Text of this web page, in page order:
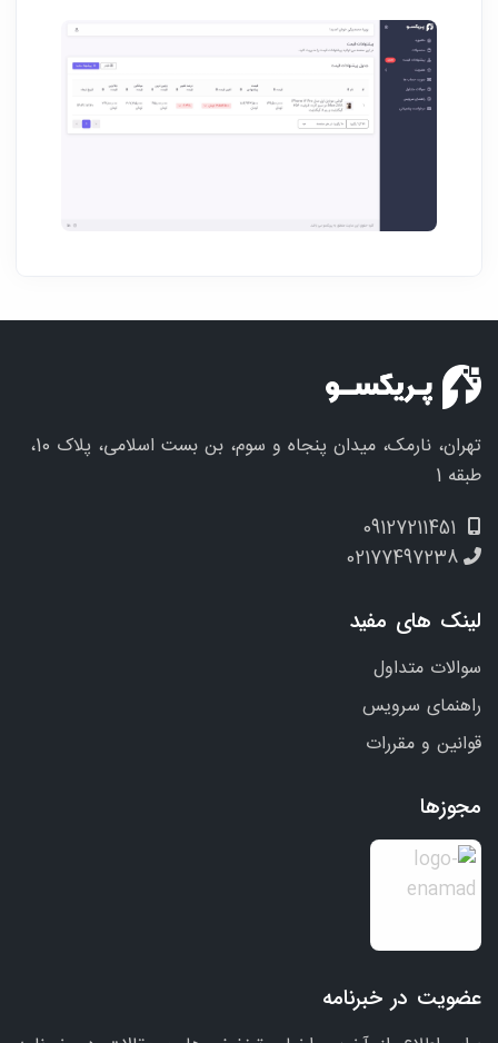
تهران، نارمک، میدان پنجاه و سوم، بن بست اسلامی، پلاک 10،
طبقه 1
02177497238
لینک های مفید
سوالات متداول
راهنمای سرویس
قوانین و مقررات
مجوزها
عضویت در خبرنامه